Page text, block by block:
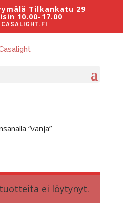
Tilkankatu 29
10.00-17.00
“vanja”
ei löytynyt.